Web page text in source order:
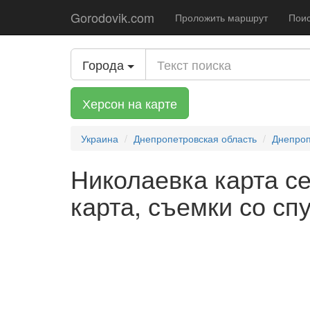
Gorodovik.com Проложить маршрут
Города
Херсон на карте
Украина Днепропетровская область
Николаевка карта
карта, съемки со